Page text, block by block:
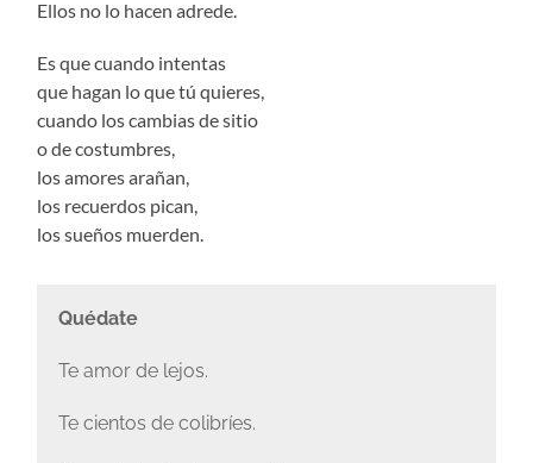
Ellos no lo hacen adrede.
Es que cuando intentas
que hagan lo que tú quieres,
cuando los cambias de sitio
o de costumbres,
los amores arañan,
los recuerdos pican,
los sueños muerden.
Quédate
Te amor de lejos.
Te cientos de colibríes.